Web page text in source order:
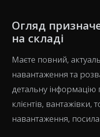
Огляд
на складі
Маєте повний,
навантаження та
детальну інформацію
клієнтів, вантажівки,
навантаження,